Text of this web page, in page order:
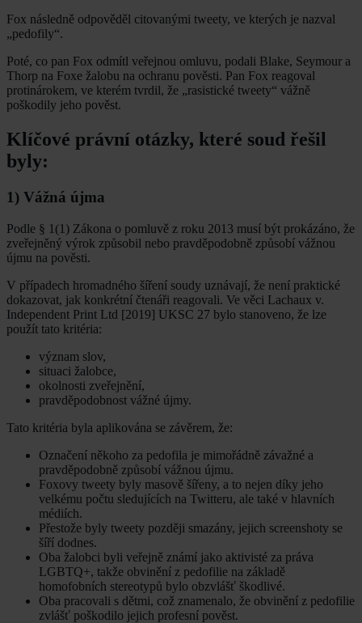
Fox následně odpověděl citovanými tweety, ve kterých je nazval
„pedofily“.
Poté, co pan Fox odmítl veřejnou omluvu, podali Blake, Seymour a
Thorp na Foxe žalobu na ochranu pověsti. Pan Fox reagoval
protinárokem, ve kterém tvrdil, že „rasistické tweety“ vážně
poškodily jeho pověst.
Klíčové právní otázky, které soud řešil
byly:
1) Vážná újma
Podle § 1(1) Zákona o pomluvě z roku 2013 musí být prokázáno, že
zveřejněný výrok způsobil nebo pravděpodobně způsobí vážnou
újmu na pověsti.
V případech hromadného šíření soudy uznávají, že není praktické
dokazovat, jak konkrétní čtenáři reagovali. Ve věci Lachaux v.
Independent Print Ltd [2019] UKSC 27 bylo stanoveno, že lze
použít tato kritéria:
význam slov,
situaci žalobce,
okolnosti zveřejnění,
pravděpodobnost vážné újmy.
Tato kritéria byla aplikována se závěrem, že:
Označení někoho za pedofila je mimořádně závažné a
pravděpodobně způsobí vážnou újmu.
Foxovy tweety byly masově šířeny, a to nejen díky jeho
velkému počtu sledujících na Twitteru, ale také v hlavních
médiích.
Přestože byly tweety později smazány, jejich screenshoty se
šíří dodnes.
Oba žalobci byli veřejně známí jako aktivisté za práva
LGBTQ+, takže obvinění z pedofilie na základě
homofobních stereotypů bylo obzvlášť škodlivé.
Oba pracovali s dětmi, což znamenalo, že obvinění z pedofilie
zvlášť poškodilo jejich profesní pověst.